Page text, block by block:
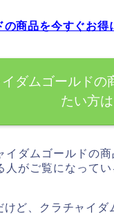
商品を今すぐお得
ダムゴールドの
たい方
イダムゴールドの
人がご覧になって
ど、クラチャイダ